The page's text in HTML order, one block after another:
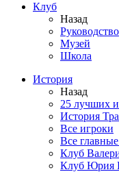
Клуб
Назад
Руководство
Музей
Школа
История
Назад
25 лучших
История
Все игроки
Все
Клуб
Клуб Юрия